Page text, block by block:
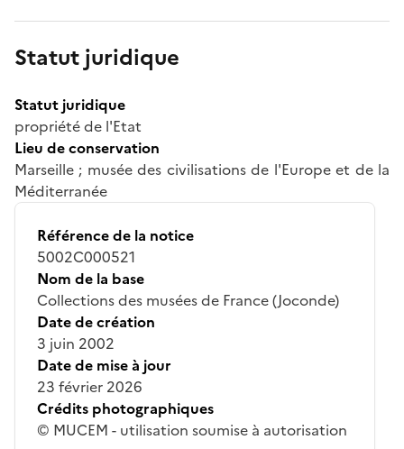
Statut juridique
Statut juridique
propriété de l'Etat
Lieu de conservation
Marseille ; musée des civilisations de l'Europe et de la
Méditerranée
Référence de la notice
5002C000521
Nom de la base
Collections des musées de France (Joconde)
Date de création
3 juin 2002
Date de mise à jour
23 février 2026
Crédits photographiques
© MUCEM - utilisation soumise à autorisation